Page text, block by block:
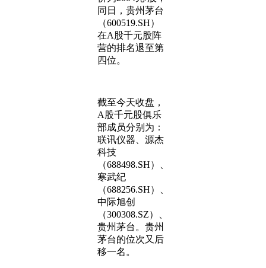
同日，贵州茅台
（600519.SH）
在A股千元股阵
营的排名退至第
四位。
截至今天收盘，
A股千元股俱乐
部成员分别为：
联讯仪器、源杰
科技
（688498.SH）、
寒武纪
（688256.SH）、
中际旭创
（300308.SZ）、
贵州茅台。贵州
茅台的位次又后
移一名。